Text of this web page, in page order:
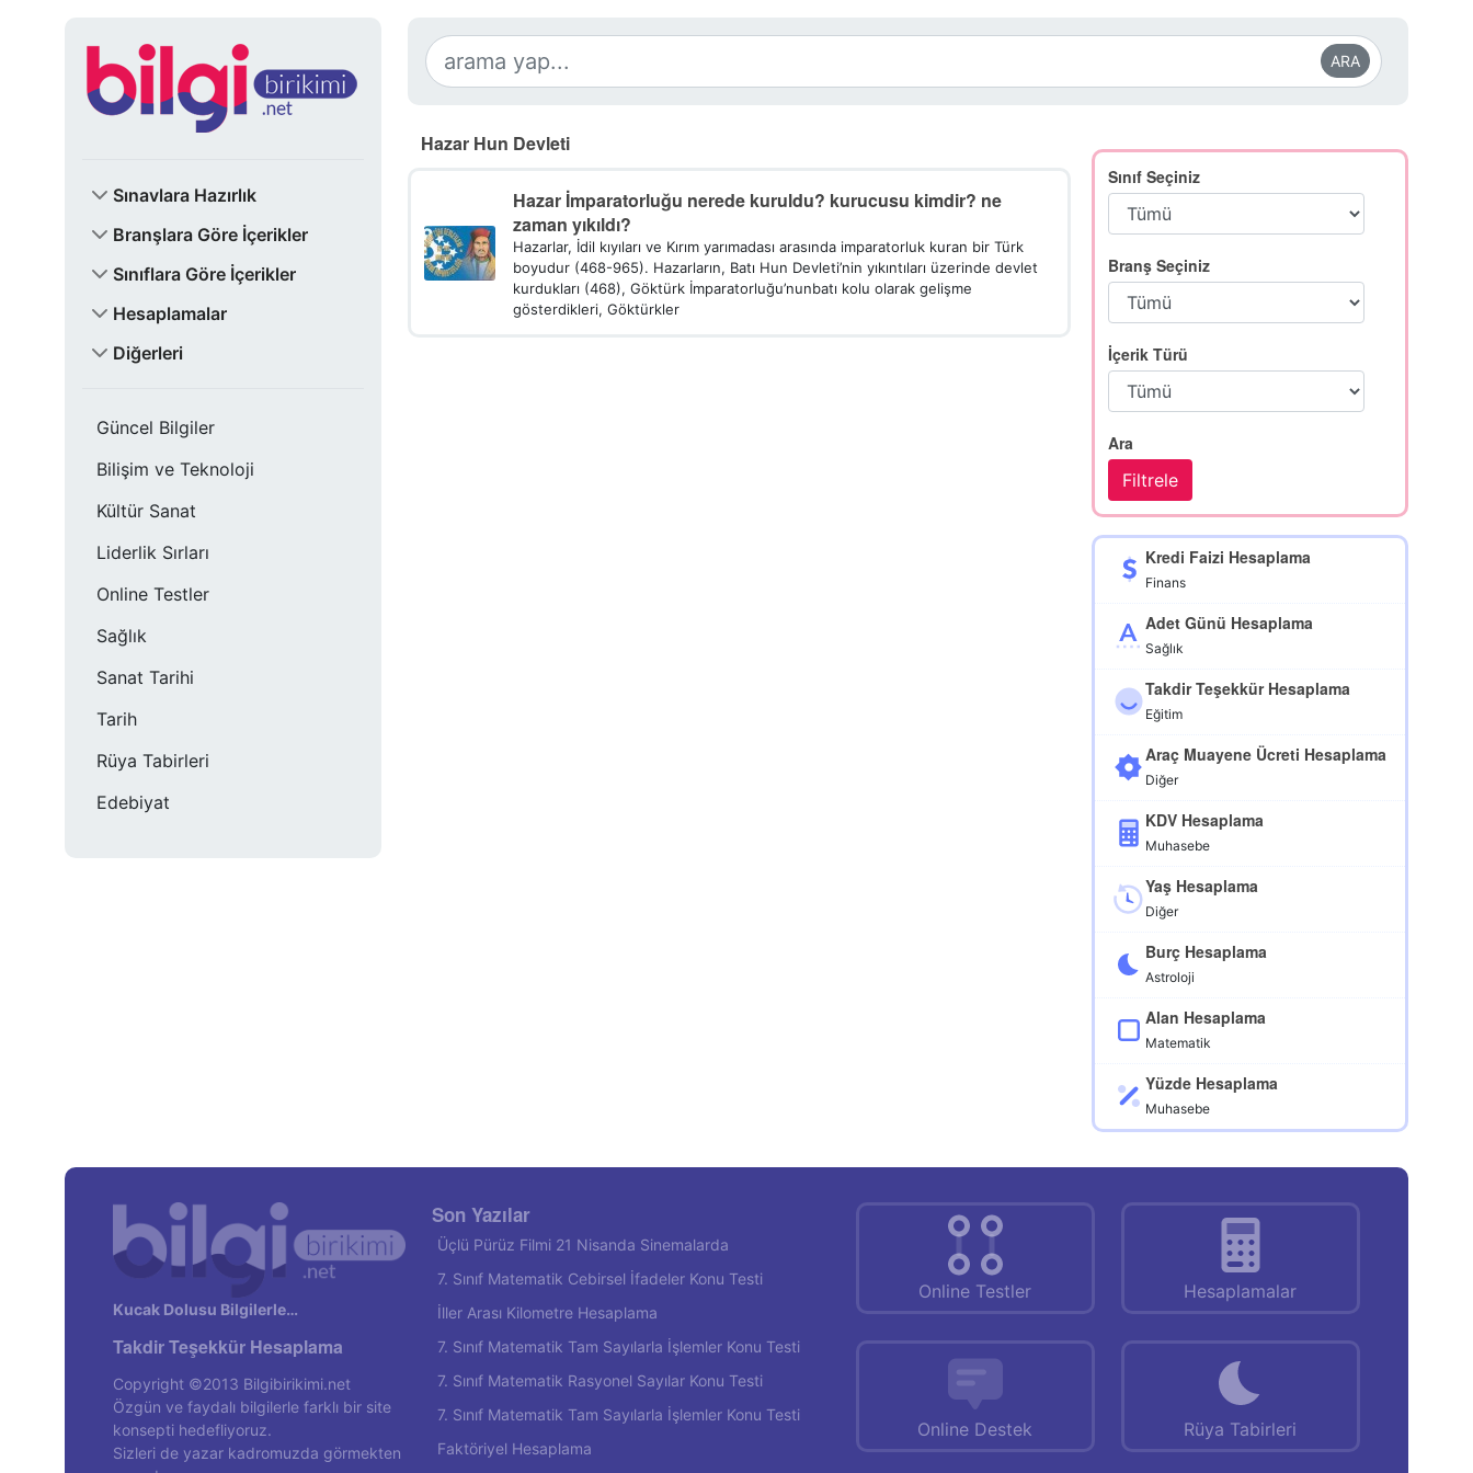
Sınavlara Hazırlık
Branşlara Göre İçerikler
Sınıflara Göre İçerikler
Hesaplamalar
Diğerleri
Güncel Bilgiler
Bilişim ve Teknoloji
Kültür Sanat
Liderlik Sırları
Online Testler
Sağlık
Sanat Tarihi
Tarih
Rüya Tabirleri
Edebiyat
ARA
Hazar Hun Devleti
Hazar İmparatorluğu nerede kuruldu? kurucusu kimdir? ne
zaman yıkıldı?
Hazarlar, İdil kıyıları ve Kırım yarımadası arasında imparatorluk kuran bir Türk
boyudur (468-965). Hazarların, Batı Hun Devleti’nin yıkıntıları üzerinde devlet
kurdukları (468), Göktürk İmparatorluğu’nunbatı kolu olarak gelişme
gösterdikleri, Göktürkler
Sınıf Seçiniz
Branş Seçiniz
İçerik Türü
Ara
Kredi Faizi Hesaplama
Finans
Adet Günü Hesaplama
Sağlık
Takdir Teşekkür Hesaplama
Eğitim
Araç Muayene Ücreti Hesaplama
Diğer
KDV Hesaplama
Muhasebe
Yaş Hesaplama
Diğer
Burç Hesaplama
Astroloji
Alan Hesaplama
Matematik
Yüzde Hesaplama
Muhasebe
Kucak Dolusu Bilgilerle…
Takdir Teşekkür Hesaplama
Copyright ©2013 Bilgibirikimi.net
Özgün ve faydalı bilgilerle farklı bir site
konsepti hedefliyoruz.
Sizleri de yazar kadromuzda görmekten
Son Yazılar
Üçlü Pürüz Filmi 21 Nisanda Sinemalarda
7. Sınıf Matematik Cebirsel İfadeler Konu Testi
İller Arası Kilometre Hesaplama
7. Sınıf Matematik Tam Sayılarla İşlemler Konu Testi
7. Sınıf Matematik Rasyonel Sayılar Konu Testi
7. Sınıf Matematik Tam Sayılarla İşlemler Konu Testi
Faktöriyel Hesaplama
Online Testler Hesaplamalar
Online Destek Rüya Tabirleri